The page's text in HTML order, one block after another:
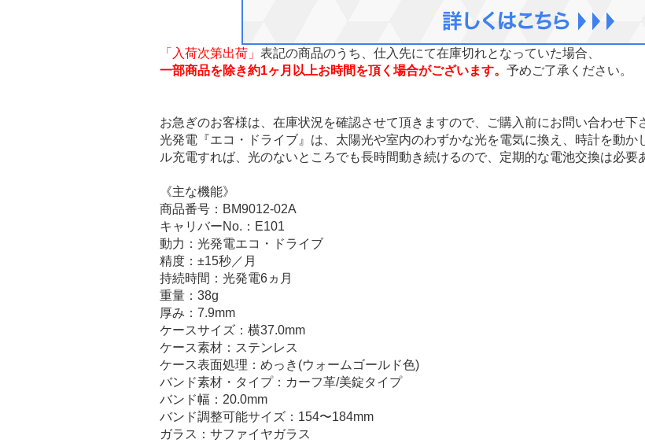
「入荷次第出荷」 表記の商品のうち、仕入先にて在庫切れとなっていた場合、
一部商品を除き約1ヶ月以上お時間を頂く場合がございます。 予めご了承ください。
お急ぎのお客様は、在庫状況を確認させて頂きますので、ご購入前にお問い合わせ下
光発電『エコ・ドライブ』は、太陽光や室内のわずかな光を電気に換え、時計を動
ル充電すれば、光のないところでも長時間動き続けるので、定期的な電池交換は必要
《主な機能》
商品番号：BM9012-02A
キャリバーNo.：E101
動力：光発電エコ・ドライブ
精度：±15秒／月
持続時間：光発電6ヵ月
重量：38g
厚み：7.9mm
ケースサイズ：横37.0mm
ケース素材：ステンレス
ケース表面処理：めっき(ウォームゴールド色)
バンド素材・タイプ：カーフ革/美錠タイプ
バンド幅：20.0mm
バンド調整可能サイズ：154〜184mm
ガラス：サファイヤガラス